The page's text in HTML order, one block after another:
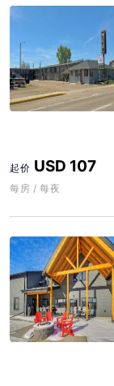
起价 USD 107
每房 / 每夜